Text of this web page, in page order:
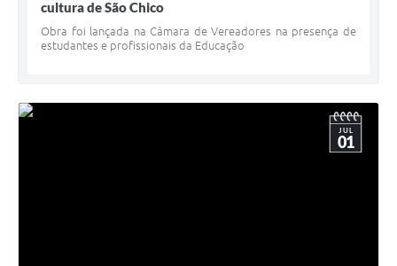
cultura de São Chico
Obra foi lançada na Câmara de Vereadores na presença de
estudantes e profissionais da Educação
JUL
01